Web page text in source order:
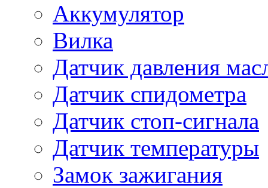
Аккумулятор
Вилка
Датчик давления
Датчик спидометра
Датчик стоп-сигнала
Датчик температуры
Замок зажигания